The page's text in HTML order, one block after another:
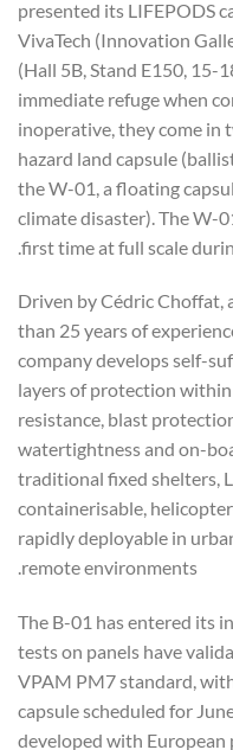
presented its LIFEPODS
VivaTech (Innovation
(Hall 5B, Stand E150, 15-
immediate refuge when
inoperative, they come in
hazard land capsule
the W-01, a floating
climate disaster). The W-
first time at full scale
Driven by Cédric
than 25 years of
company develops self-
layers of protection
resistance, blast
watertightness and on-
traditional fixed shelters,
containerisable,
rapidly deployable in
remote environments.
The B-01 has entered its
tests on panels have
VPAM PM7 standard,
capsule scheduled for
developed with